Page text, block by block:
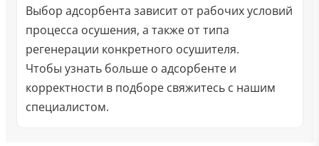
Выбор адсорбента зависит от рабочих условий
процесса осушения, а также от типа
регенерации конкретного осушителя.
Чтобы узнать больше о адсорбенте и
корректности в подборе свяжитесь с нашим
специалистом.